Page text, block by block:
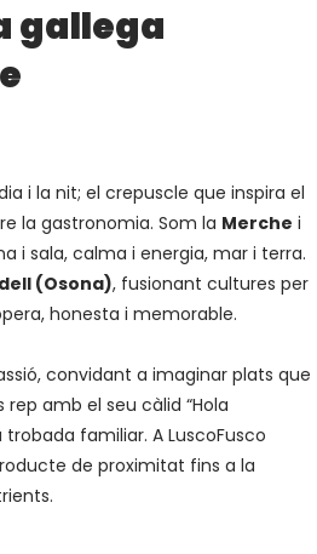
gallega
i la nit; el crepuscle que inspira el
la gastronomia. Som la Merche i
i sala, calma i energia, mar i terra.
(Osona), fusionant cultures per
honesta i memorable.
convidant a imaginar plats que
rep amb el seu càlid “Hola
familiar. A LuscoFusco
de proximitat fins a la